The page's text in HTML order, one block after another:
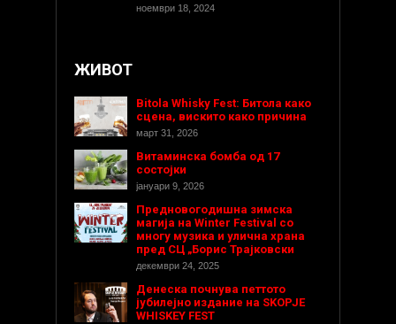
ноември 18, 2024
ЖИВОТ
Bitola Whisky Fest: Битола како
сцена, вискито како причина
март 31, 2026
Витаминска бомба од 17
состојки
јануари 9, 2026
Предновогодишнa зимска
магија на Winter Festival со
многу музика и улична храна
пред СЦ „Борис Трајковски
декември 24, 2025
Денеска почнува петтото
јубилејно издание на SKOPJE
WHISKEY FEST